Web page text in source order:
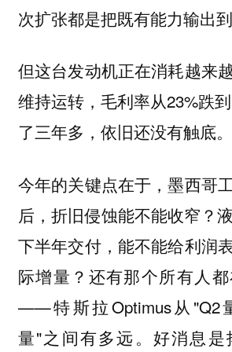
次扩张都是把既有能力输出到
但这台发动机正在消耗越来
维持运转，毛利率从23%跌
了三年多，依旧还没有触底。
今年的关键点在于，墨西哥
后，折旧侵蚀能不能收窄？
下半年交付，能不能给利润
际增量？还有那个所有人
——特斯拉Optimus从"Q2
量"之间有多远。好消息是